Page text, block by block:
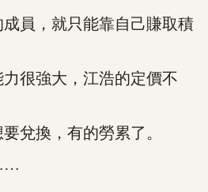
員，就只能靠自己賺取積
很強大，江浩的定價不
換，有的勞累了。